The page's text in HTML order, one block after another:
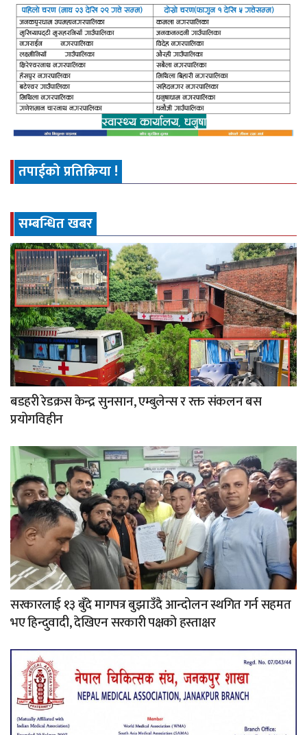
तपाईको प्रतिक्रिया !
सम्बन्धित खबर
बडहरी रेडक्रस केन्द्र सुनसान, एम्बुलेन्स र रक्त संकलन बस
प्रयोगविहीन
सरकारलाई १३ बुँदे मागपत्र बुझाउँदै आन्दोलन स्थगित गर्न सहमत
भए हिन्दुवादी, देखिएन सरकारी पक्षको हस्ताक्षर